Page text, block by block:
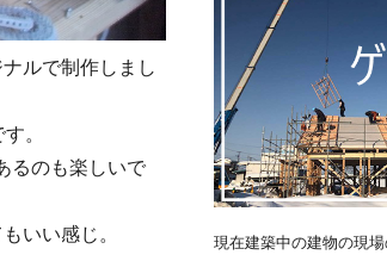
ルで制作しまし
。
るのも楽しいで
いい感じ。
現在建築中の建物の現